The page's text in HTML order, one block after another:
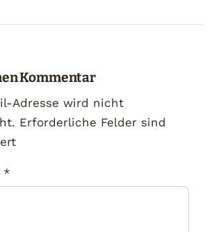
Kommentar
Adresse wird nicht
Erforderliche Felder sind
*